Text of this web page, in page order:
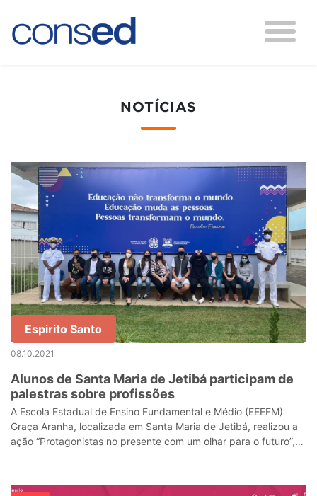
NOTÍCIAS
Espirito Santo
08.10.2021
Alunos de Santa Maria de Jetibá participam de
palestras sobre profissões
A Escola Estadual de Ensino Fundamental e Médio (EEEFM)
Graça Aranha, localizada em Santa Maria de Jetibá, realizou a
ação “Protagonistas no presente com um olhar para o futuro”,